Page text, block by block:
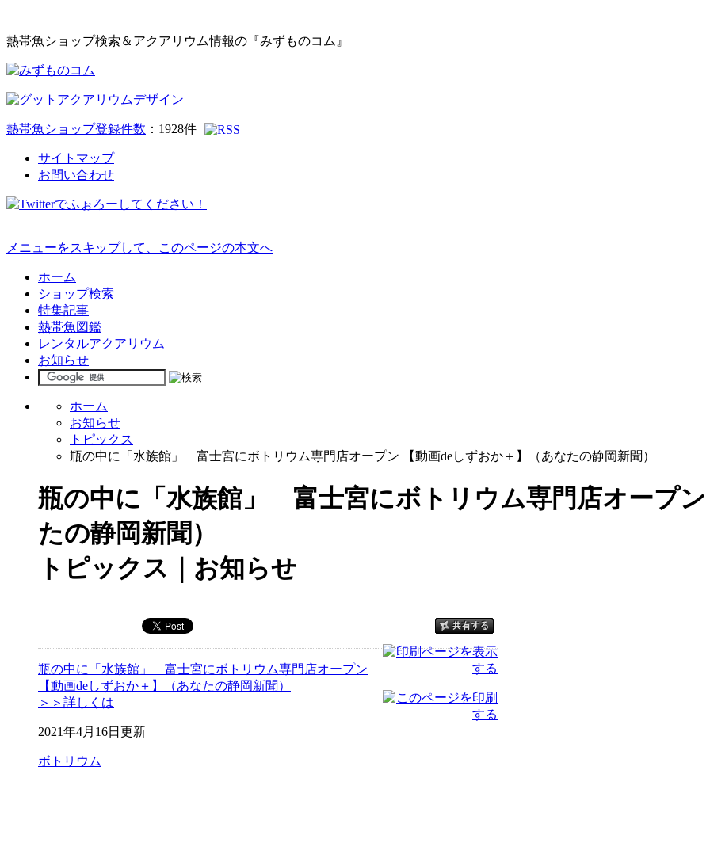
熱帯魚ショップ検索＆アクアリウム情報の『みずものコム』
熱帯魚ショップ登録件数 ： 1928件
サイトマップ
お問い合わせ
メニューをスキップして、このページの本文へ
ホーム
ショップ検索
特集記事
熱帯魚図鑑
レンタルアクアリウム
お知らせ
ホーム
お知らせ
トピックス
瓶の中に「水族館」 富士宮にボトリウム専門店オープン 【動画deしずおか＋】（あなたの静岡新聞）
瓶の中に「水族館」 富士宮にボトリウム専門店オープ
たの静岡新聞）
トピックス｜お知らせ
瓶の中に「水族館」 富士宮にボトリウム専門店オープン
【動画deしずおか＋】（あなたの静岡新聞）
＞＞詳しくは
2021年4月16日更新
ボトリウム